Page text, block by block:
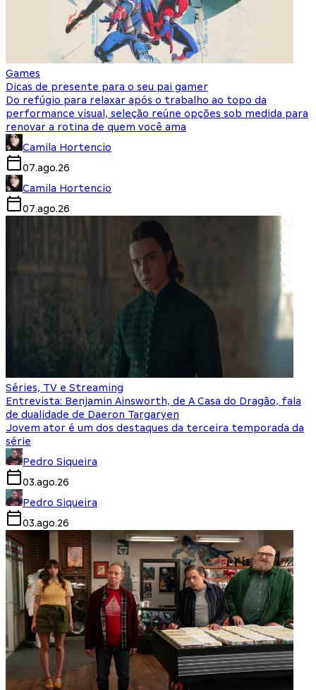
Games
Dicas de presente para o seu pai gamer
Do refúgio para relaxar após o trabalho ao topo da
performance visual, seleção reúne opções sob medida para
renovar a rotina de quem você ama
Camila Hortencio
07.ago.26
Camila Hortencio
07.ago.26
Séries, TV e Streaming
Entrevista: Benjamin Ainsworth, de A Casa do Dragão, fala
de dualidade de Daeron Targaryen
Jovem ator é um dos destaques da terceira temporada da
série
Pedro Siqueira
03.ago.26
Pedro Siqueira
03.ago.26